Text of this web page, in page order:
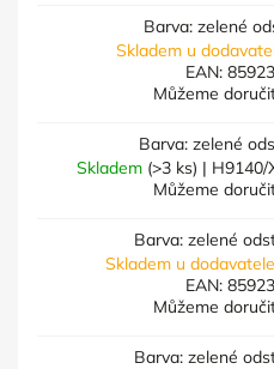
Barva: zelené
Skladem u
EAN:
Můžeme
Barva: zelené
Skladem (>3 ks) | H9140/
Můžeme
Barva: zelené
Skladem u dodavatele
EAN:
Můžeme
Barva: zelené